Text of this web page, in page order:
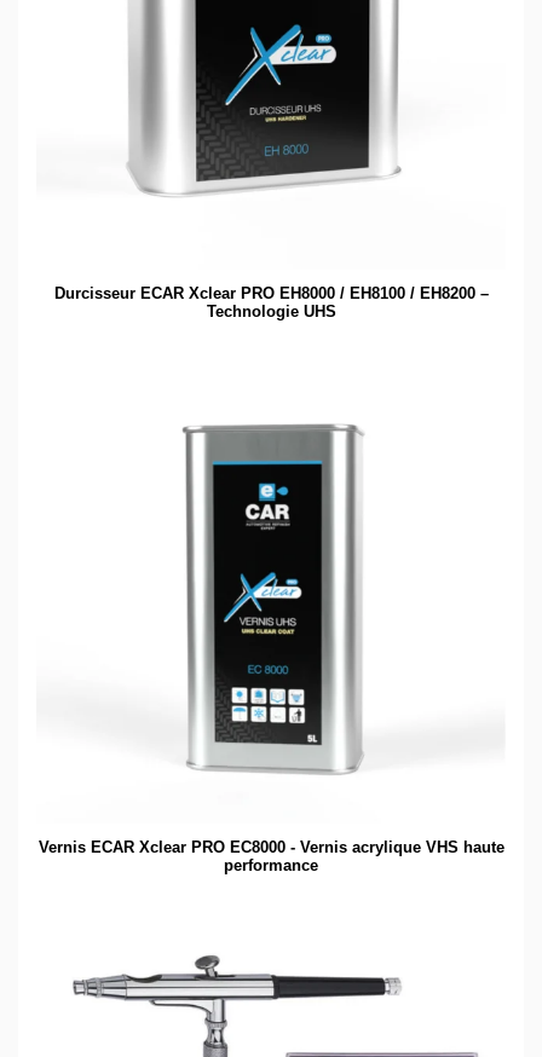
Durcisseur ECAR Xclear PRO EH8000 / EH8100 / EH8200 –
Technologie UHS
Vernis ECAR Xclear PRO EC8000 - Vernis acrylique VHS haute
performance